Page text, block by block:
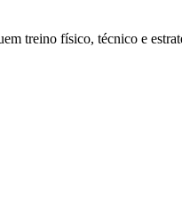
treino físico, técnico e